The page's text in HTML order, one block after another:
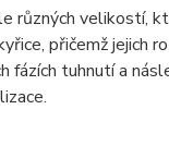
různých velikostí,
přičemž
fázích tuhnutí a